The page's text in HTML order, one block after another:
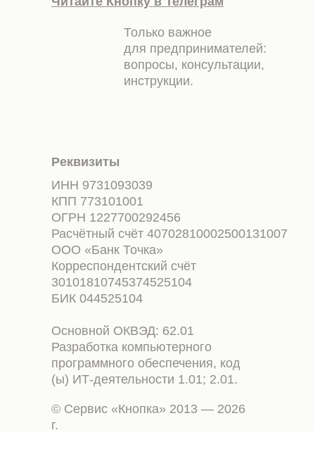
Только важное
для предпринимателей:
вопросы, консультации,
инструкции.
Реквизиты
Основной ОКВЭД: 62.01
Разработка компьютерного
программного обеспечения, код
(ы) ИТ-деятельности 1.01; 2.01.
ИНН 9731093039
КПП 773101001
ОГРН 1227700292456
Расчётный счёт 40702810002500131007
ООО «Банк Точка»
Корреспондентский счёт
30101810745374525104
БИК 044525104
© Сервис «Кнопка» 2013 — 2026
г.